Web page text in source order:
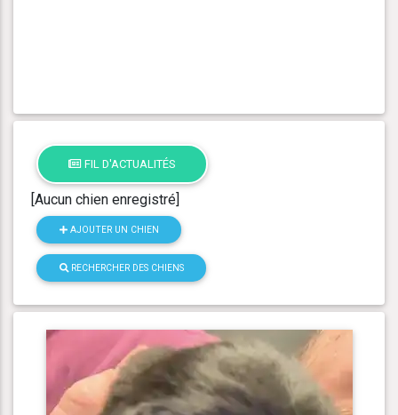
FIL D'ACTUALITÉS
[Aucun chien enregistré]
AJOUTER UN CHIEN
RECHERCHER DES CHIENS